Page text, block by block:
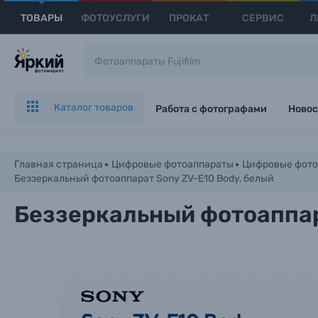
ТОВАРЫ ФОТОУСЛУГИ ПРОКАТ СЕРВИС
Каталог товаров Работа с фотографами
Главная страница Цифровые фотоаппараты
Цифровые
Беззеркальный фотоаппарат Sony ZV-E10 Body, белый
Беззеркальный